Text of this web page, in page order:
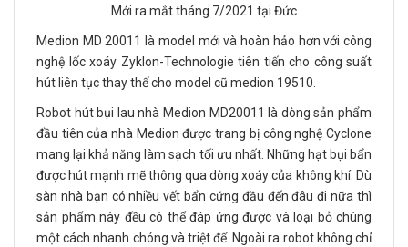
Mới ra mắt tháng 7/2021 tại Đức
Medion MD 20011 là model mới và hoàn hảo hơn với công
nghệ lốc xoáy Zyklon-Technologie tiên tiến cho công suất
hút liên tục thay thế cho model cũ medion 19510.
Robot hút bụi lau nhà Medion MD20011 là dòng sản phẩm
đầu tiên của nhà Medion được trang bị công nghệ Cyclone
mang lại khả năng làm sạch tối ưu nhất. Những hạt bụi bẩn
được hút mạnh mẽ thông qua dòng xoáy của không khí. Dù
sàn nhà bạn có nhiều vết bẩn cứng đầu đến đâu đi nữa thì
sản phẩm này đều có thể đáp ứng được và loại bỏ chúng
một cách nhanh chóng và triệt để. Ngoài ra robot không chỉ